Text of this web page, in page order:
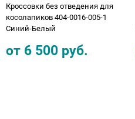
Кроссовки без отведения для
косолапиков 404-0016-005-1
Синий-Белый
от 6 500 руб.